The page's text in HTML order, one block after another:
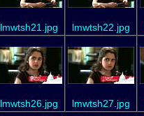
lmwtsh21.jpg lmwtsh22.jpg
lmwtsh26.jpg lmwtsh27.jpg